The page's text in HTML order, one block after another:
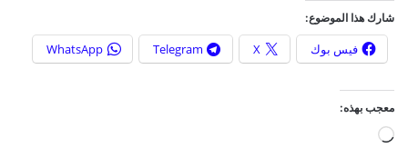
شارك هذا الموضوع:
فيس بوك X
Telegram
WhatsApp
معجب بهذه: